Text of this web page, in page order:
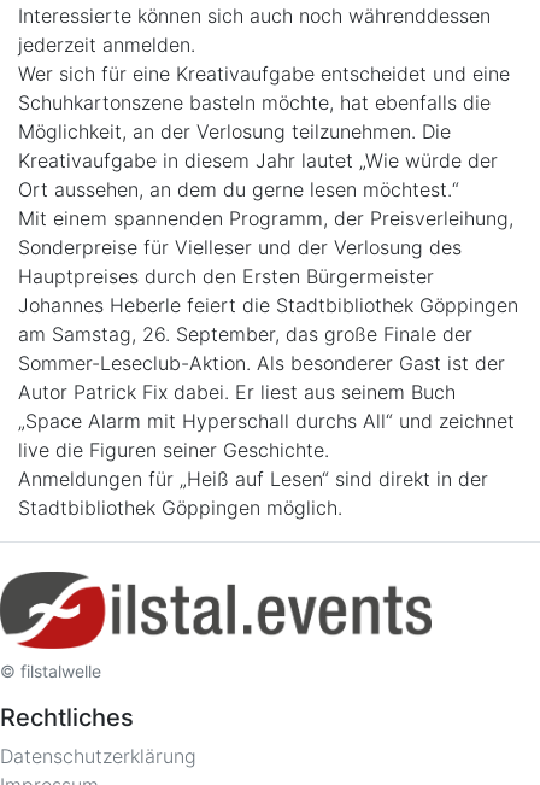
Interessierte können sich auch noch währenddessen
jederzeit anmelden.
Wer sich für eine Kreativaufgabe entscheidet und eine
Schuhkartonszene basteln möchte, hat ebenfalls die
Möglichkeit, an der Verlosung teilzunehmen. Die
Kreativaufgabe in diesem Jahr lautet „Wie würde der
Ort aussehen, an dem du gerne lesen möchtest.“
Mit einem spannenden Programm, der Preisverleihung,
Sonderpreise für Vielleser und der Verlosung des
Hauptpreises durch den Ersten Bürgermeister
Johannes Heberle feiert die Stadtbibliothek Göppingen
am Samstag, 26. September, das große Finale der
Sommer-Leseclub-Aktion. Als besonderer Gast ist der
Autor Patrick Fix dabei. Er liest aus seinem Buch
„Space Alarm mit Hyperschall durchs All“ und zeichnet
live die Figuren seiner Geschichte.
Anmeldungen für „Heiß auf Lesen“ sind direkt in der
© filstalwelle
Rechtliches
Datenschutzerklärung